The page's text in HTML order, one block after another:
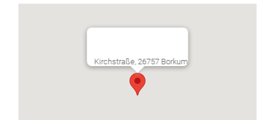
Kirchstraße, 26757 Borkum